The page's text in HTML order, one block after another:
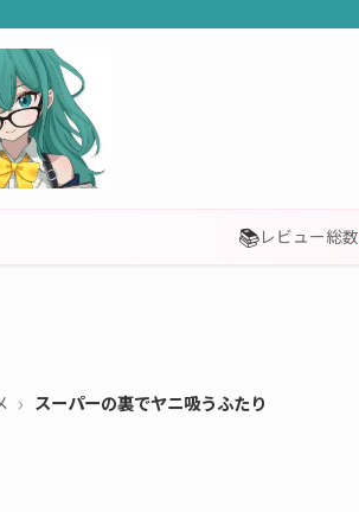
📚レビュー総数
スーパーの裏でヤニ吸うふたり